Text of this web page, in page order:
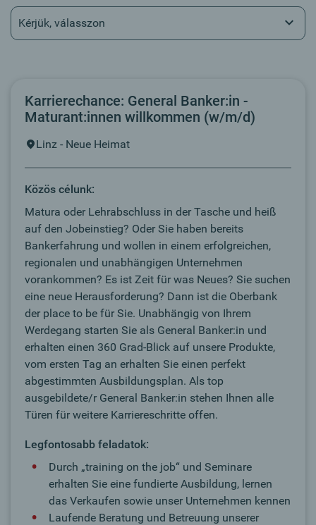
Kérjük, válasszon
Karrierechance: General Banker:in -
Maturant:innen willkommen (w/m/d)
Linz - Neue Heimat
Közös célunk:
Matura oder Lehrabschluss in der Tasche und heiß
auf den Jobeinstieg? Oder Sie haben bereits
Bankerfahrung und wollen in einem erfolgreichen,
regionalen und unabhängigen Unternehmen
vorankommen? Es ist Zeit für was Neues? Sie suchen
eine neue Herausforderung? Dann ist die Oberbank
der place to be für Sie. Unabhängig von Ihrem
Werdegang starten Sie als General Banker:in und
erhalten einen 360 Grad-Blick auf unsere Produkte,
vom ersten Tag an erhalten Sie einen perfekt
abgestimmten Ausbildungsplan. Als top
ausgebildete/r General Banker:in stehen Ihnen alle
Türen für weitere Karriereschritte offen.
Legfontosabb feladatok:
Durch „training on the job“ und Seminare
erhalten Sie eine fundierte Ausbildung, lernen
das Verkaufen sowie unser Unternehmen kennen
Laufende Beratung und Betreuung unserer